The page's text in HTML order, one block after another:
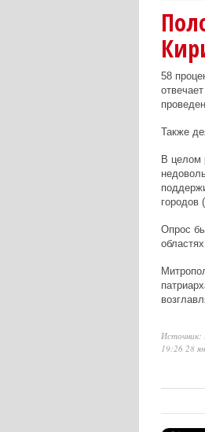
58
Также
В целом
городов
Опрос
Источник:
19:26 28